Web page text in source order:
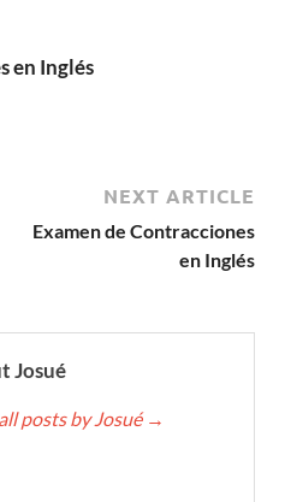
en Inglés
NEXT ARTICLE
Examen de Contracciones
en Inglés
Josué
posts by Josué →